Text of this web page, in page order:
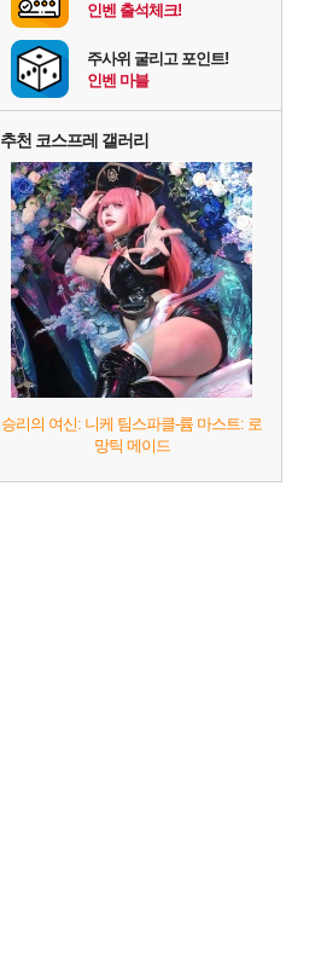
인벤 출석체크!
주사위 굴리고 포인트!
인벤 마블
추천 코스프레 갤러리
승리의 여신: 니케 팀스파클-륨 마스트: 로
망틱 메이드